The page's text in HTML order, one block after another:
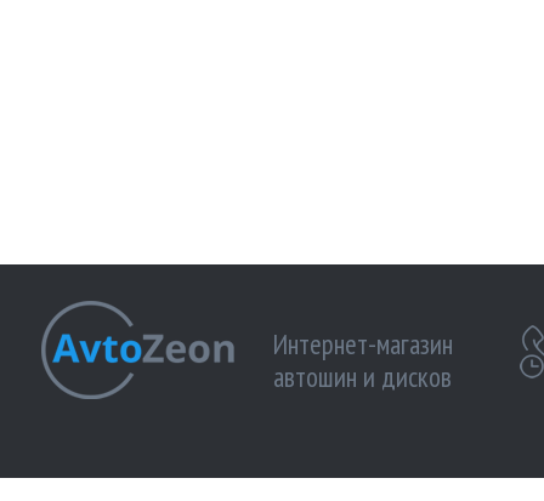
Интернет-магазин
автошин и дисков